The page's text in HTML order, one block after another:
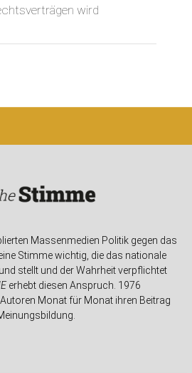
wird
Massenmedien Politik gegen das
Stimme wichtig, die das nationale
stellt und der Wahrheit verpflichtet
erhebt diesen Anspruch. 1976
Monat für Monat ihren Beitrag